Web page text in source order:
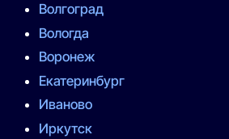
Волгоград
Вологда
Воронеж
Екатеринбург
Иваново
Иркутск